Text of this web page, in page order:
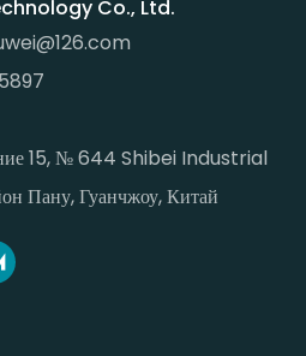
Co., Ltd.
15, № 644 Shibei Industrial
Пану, Гуанчжоу, Китай